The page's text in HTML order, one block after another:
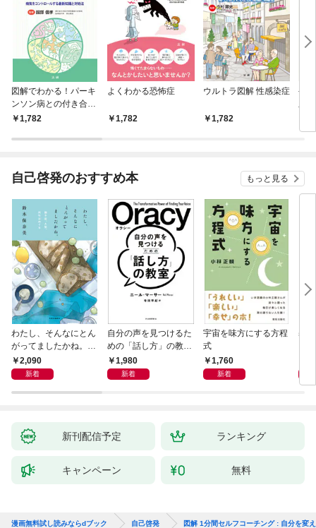
図解でわかる！パーキ
ンソン病との付き合い
方1,782
よくわかる恐怖症
1,782
ウルトラ図解 性感染症
1,782
や
自己啓発のおすすめ本 もっと見る
わたし、そんなにとん
がってましたかね。
獅子座、Ａ型、丙午は
めぐる
2,090
新着
自分の声を見つけるた
めの「話し方」の教
室 Ｏｒａｃｙ（オラ
シー）
1,980
新着
宇宙を味方にする方程
式
1,760
新着
基
新刊配信予定 ランキング
キャンペーン 無料
漫画無料試し読みならdブック 自己啓発 図解 1分間セルフコーチング : 自分を変